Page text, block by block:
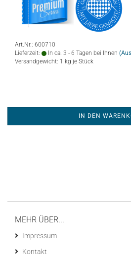
Art.Nr.: 600710
Lieferzeit:
In ca. 3 - 6 Tagen bei Ihnen
Versandgewicht: 1 kg je Stück
IN DEN
MEHR ÜBER...
Impressum
Kontakt